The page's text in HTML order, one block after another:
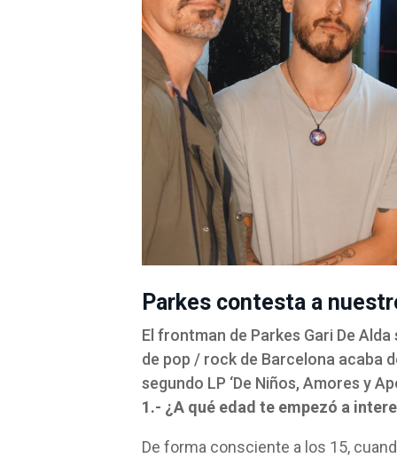
Parkes contesta a
El frontman de Parkes Gari De
de pop / rock de Barcelona acaba
segundo LP ‘De Niños, Amores y
1.- ¿A qué edad te empezó a
De forma consciente a los 15,